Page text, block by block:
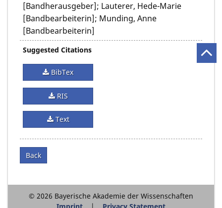
[Bandherausgeber]; Lauterer, Hede-Marie
[Bandbearbeiterin]; Munding, Anne
[Bandbearbeiterin]
Suggested Citations
BibTex
RIS
Text
Back
© 2026 Bayerische Akademie der Wissenschaften